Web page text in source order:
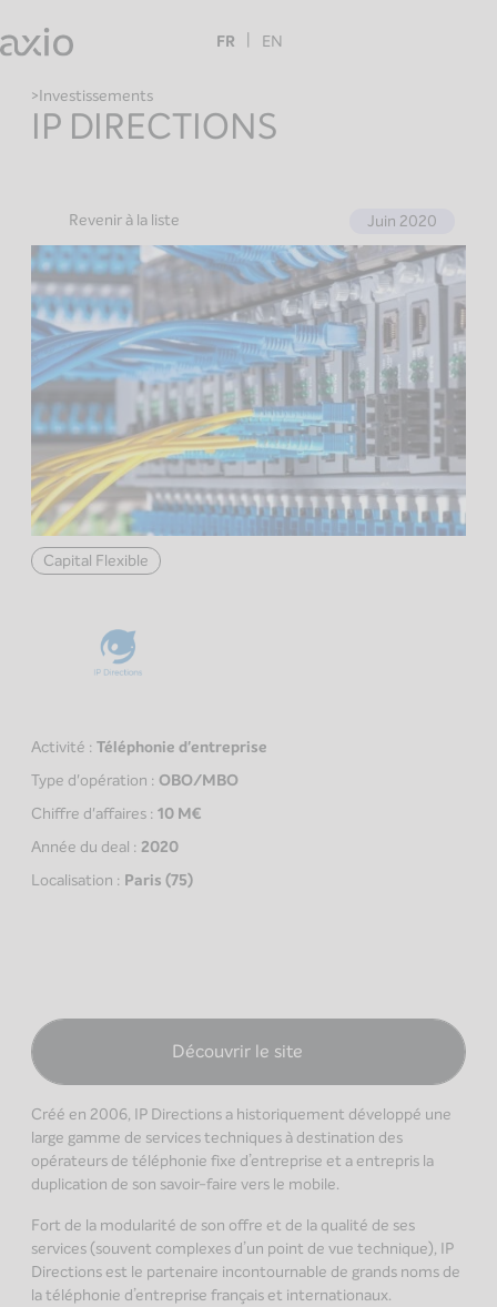
to
content
FR EN
Investissements
IP DIRECTIONS
Revenir à la liste Juin 2020
Capital Flexible
Activité : Téléphonie d'entreprise
Type d'opération : OBO/MBO
Chiffre d'affaires : 10 M€
Année du deal : 2020
Localisation : Paris (75)
Découvrir le site
Créé en 2006, IP Directions a historiquement développé une
large gamme de services techniques à destination des
opérateurs de téléphonie fixe d’entreprise et a entrepris la
duplication de son savoir-faire vers le mobile.
Fort de la modularité de son offre et de la qualité de ses
services (souvent complexes d’un point de vue technique), IP
Directions est le partenaire incontournable de grands noms de
la téléphonie d’entreprise français et internationaux.